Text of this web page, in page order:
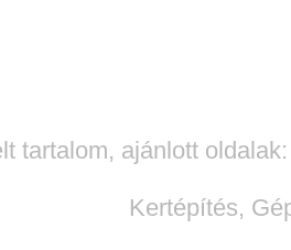
tartalom, ajánlott
Kertépítés,